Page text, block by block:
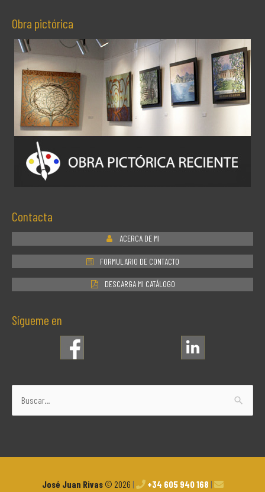
Obra pictórica
Contacta
ACERCA DE MI
FORMULARIO DE CONTACTO
DESCARGA MI CATÁLOGO
Sígueme en
Buscar
por:
José Juan Rivas© 2026 | +34 605 940 168 |